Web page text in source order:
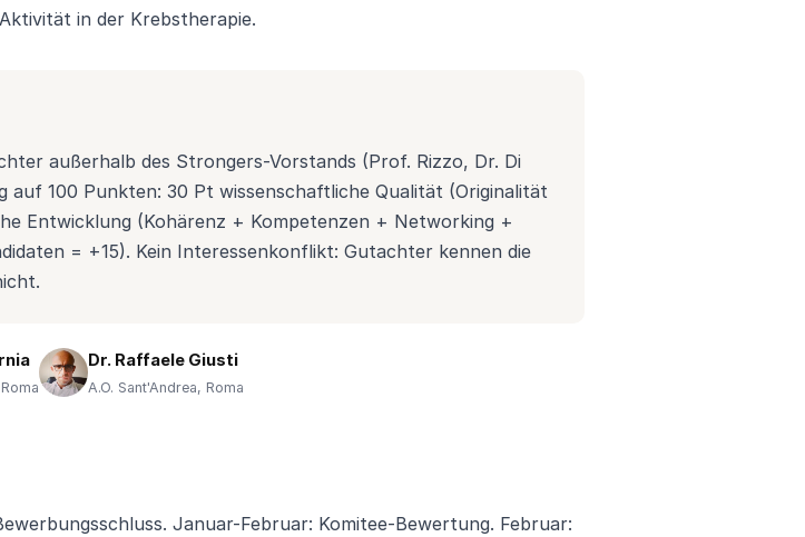
in der Krebstherapie.
außerhalb des Strongers-Vorstands (Prof. Rizzo, Dr. Di
100 Punkten: 30 Pt wissenschaftliche Qualität (Originalität
Entwicklung (Kohärenz + Kompetenzen + Networking +
= +15). Kein Interessenkonflikt: Gutachter kennen die
Dr. Raffaele Giusti
A.O. Sant'Andrea, Roma
Januar-Februar: Komitee-Bewertung. Februar: